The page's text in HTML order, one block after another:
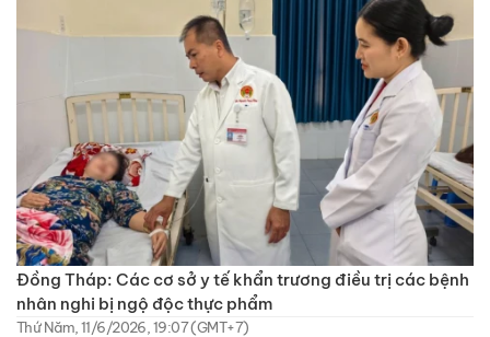
Đồng Tháp: Các cơ sở y tế khẩn trương điều trị các bệnh
nhân nghi bị ngộ độc thực phẩm
Thứ Năm, 11/6/2026, 19:07 (GMT+7)